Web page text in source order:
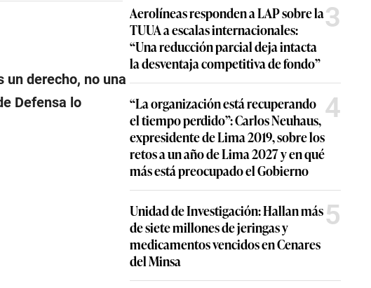
un derecho, no una
Defensa lo
Aerolíneas responden a LAP sobre la
TUUA a escalas internacionales:
“Una reducción parcial deja intacta
la desventaja competitiva de fondo”
3
“La organización está recuperando
el tiempo perdido”: Carlos Neuhaus,
expresidente de Lima 2019, sobre los
retos a un año de Lima 2027 y en qué
más está preocupado el Gobierno
4
Unidad de Investigación: Hallan más
de siete millones de jeringas y
medicamentos vencidos en Cenares
del Minsa
5